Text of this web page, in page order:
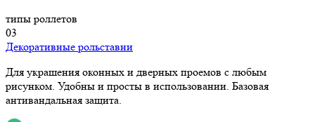
типы роллетов
03
Декоративные рольставни
Для украшения оконных и дверных проемов с любым
рисунком. Удобны и просты в использовании. Базовая
антивандальная защита.